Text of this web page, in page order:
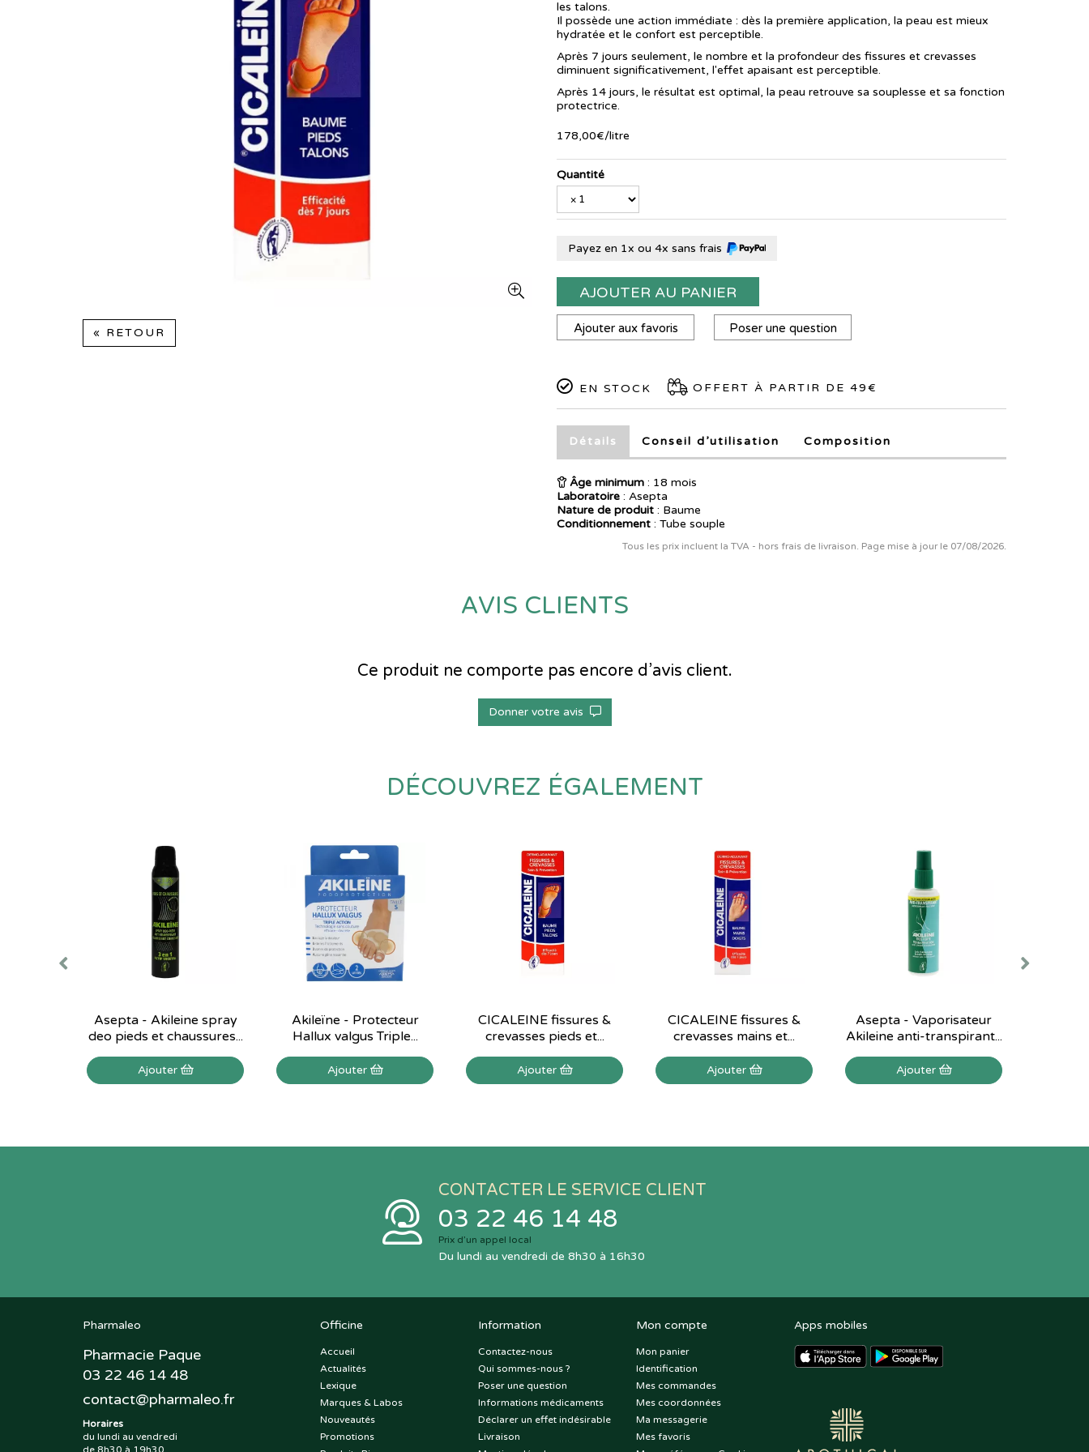
« RETOUR
les talons.
Il possède une action immédiate : dès la première application, la peau est mieux
hydratée et le confort est perceptible.
Après 7 jours seulement, le nombre et la profondeur des fissures et crevasses
diminuent significativement, l'effet apaisant est perceptible.
Après 14 jours, le résultat est optimal, la peau retrouve sa souplesse et sa fonction
protectrice.
178,00€/litre
Quantité
Payez en 1x ou 4x sans frais
AJOUTER AU PANIER
Ajouter aux favoris Poser une question
EN STOCK OFFERT À PARTIR DE 49€
Détails Conseil d’utilisation Composition
Âge minimum : 18 mois
Laboratoire : Asepta
Nature de produit : Baume
Conditionnement : Tube souple
Tous les prix incluent la TVA - hors frais de livraison. Page mise à jour le 07/08/2026.
AVIS CLIENTS
Ce produit ne comporte pas encore d’avis client.
Donner votre avis
DÉCOUVREZ ÉGALEMENT
Asepta - Akileine spray
deo pieds et chaussures...
Ajouter
Akileïne - Protecteur
Hallux valgus Triple...
Ajouter
CICALEINE fissures &
crevasses pieds et...
Ajouter
CICALEINE fissures &
crevasses mains et...
Ajouter
Asepta - Vaporisateur
Akileine anti-transpirant...
Ajouter
CONTACTER LE SERVICE CLIENT
03 22 46 14 48
Prix d’un appel local
Du lundi au vendredi de 8h30 à 16h30
Pharmaleo
Pharmacie Paque
03 22 46 14 48
contact@pharmaleo.fr
Horaires
du lundi au vendredi
de 8h30 à 19h30,
Officine
Accueil
Actualités
Lexique
Marques & Labos
Nouveautés
Promotions
Information
Contactez-nous
Qui sommes-nous ?
Poser une question
Informations médicaments
Déclarer un effet indésirable
Livraison
Mon compte
Mon panier
Identification
Mes commandes
Mes coordonnées
Ma messagerie
Mes favoris
Apps mobiles